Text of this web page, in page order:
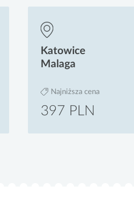
Katowice
Malaga
Najniższa cena
397 PLN